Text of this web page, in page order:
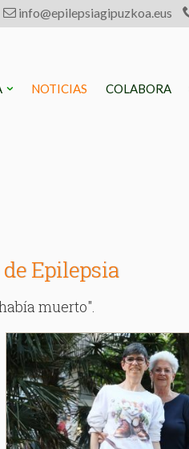
info@epilepsiagipuzkoa.eus
NOTICIAS COLABORA
Epilepsia
muerto".